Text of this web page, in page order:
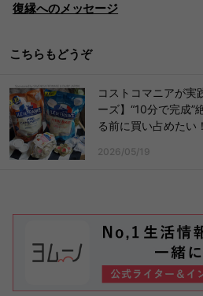
復縁へのメッセージ
こちらもどうぞ
コストコマニアが実
ーズ】“10分で完成”
る前に買い占めたい
2026/05/19